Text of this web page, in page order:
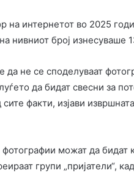
на интернетот во 2025
нивниот број изнесуваше
не се споделуваат
да бидат свесни за
факти, изјави
можат да бидат
групи „пријатели“,